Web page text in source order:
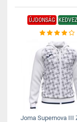
ÚJDONSÁG
Joma Supernova III